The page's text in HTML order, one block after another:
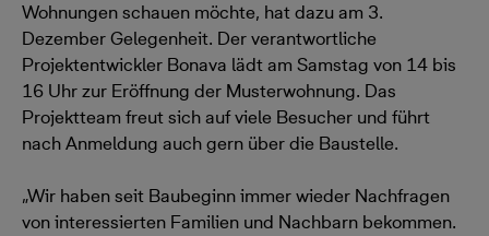
Wohnungen schauen möchte, hat dazu am 3.
Dezember Gelegenheit. Der verantwortliche
Projektentwickler Bonava lädt am Samstag von 14 bis
16 Uhr zur Eröffnung der Musterwohnung. Das
Projektteam freut sich auf viele Besucher und führt
nach Anmeldung auch gern über die Baustelle.
„Wir haben seit Baubeginn immer wieder Nachfragen
von interessierten Familien und Nachbarn bekommen.